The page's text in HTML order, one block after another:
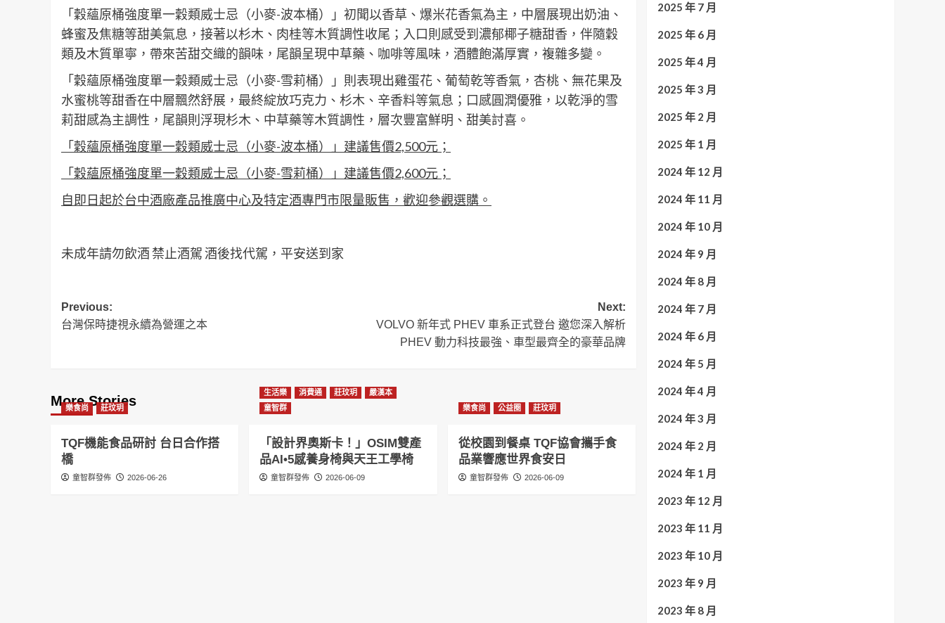
「穀蘊原桶強度單一穀類威士忌（小麥-波本桶）」初聞以香草、爆米花香氣為主，中層展現出奶油、
蜂蜜及焦糖等甜美氣息，接著以杉木、肉桂等木質調性收尾；入口則感受到濃郁椰子糖甜香，伴隨穀
類及木質單寧，帶來苦甜交織的韻味，尾韻呈現中草藥、咖啡等風味，酒體飽滿厚實，複雜多變。
「穀蘊原桶強度單一穀類威士忌（小麥-雪莉桶）」則表現出雞蛋花、葡萄乾等香氣，杏桃、無花果及
水蜜桃等甜香在中層飄然舒展，最終綻放巧克力、杉木、辛香料等氣息；口感圓潤優雅，以乾淨的雪
莉甜感為主調性，尾韻則浮現杉木、中草藥等木質調性，層次豐富鮮明、甜美討喜。
「穀蘊原桶強度單一穀類威士忌（小麥-波本桶）」建議售價2,500元；
「穀蘊原桶強度單一穀類威士忌（小麥-雪莉桶）」建議售價2,600元；
自即日起於台中酒廠產品推廣中心及特定酒專門市限量販售，歡迎參觀選購。
未成年請勿飲酒 禁止酒駕 酒後找代駕，平安送到家
Post
navigation
Previous:
台灣保時捷視永續為營運之本
Next:
VOLVO 新年式 PHEV 車系正式登台 邀您深入解析
PHEV 動力科技最強、車型最齊全的豪華品牌
More Stories
樂食尚 莊玟玥
TQF機能食品研討 台日合作搭
橋
童智群發佈 2026-06-26
生活樂 消費通 莊玟玥
嚴漢本
童智群
「設計界奧斯卡！」OSIM雙產
品AI•5感養身椅與天王工學椅
童智群發佈 2026-06-09
樂食尚 公益圈 莊玟玥
從校園到餐桌 TQF協會攜手食
品業響應世界食安日
童智群發佈 2026-06-09
2025 年 7 月
2025 年 6 月
2025 年 4 月
2025 年 3 月
2025 年 2 月
2025 年 1 月
2024 年 12 月
2024 年 11 月
2024 年 10 月
2024 年 9 月
2024 年 8 月
2024 年 7 月
2024 年 6 月
2024 年 5 月
2024 年 4 月
2024 年 3 月
2024 年 2 月
2024 年 1 月
2023 年 12 月
2023 年 11 月
2023 年 10 月
2023 年 9 月
2023 年 8 月